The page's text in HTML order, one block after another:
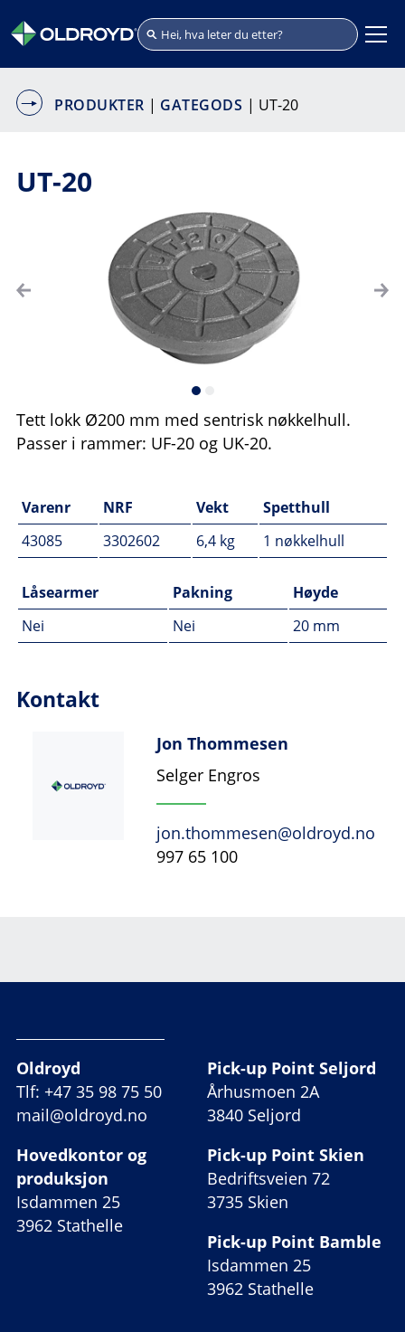
PRODUKTER | GATEGODS | UT-20
UT-20
Tett lokk Ø200 mm med sentrisk nøkkelhull.
Passer i rammer: UF-20 og UK-20.
Varenr NRF Vekt
Spetthull
43085
3302602 6,4 kg 1 nøkkelhull
Låsearmer Pakning
Høyde
Nei
Nei 20 mm
Kontakt
Jon Thommesen
Selger Engros
jon.thommesen@oldroyd.no
997 65 100
Oldroyd
Tlf: +47 35 98 75 50
mail@oldroyd.no
Hovedkontor og
produksjon
Isdammen 25
3962 Stathelle
Pick-up Point Seljord
Århusmoen 2A
3840 Seljord
Pick-up Point Skien
Bedriftsveien 72
3735 Skien
Pick-up Point Bamble
Isdammen 25
3962 Stathelle